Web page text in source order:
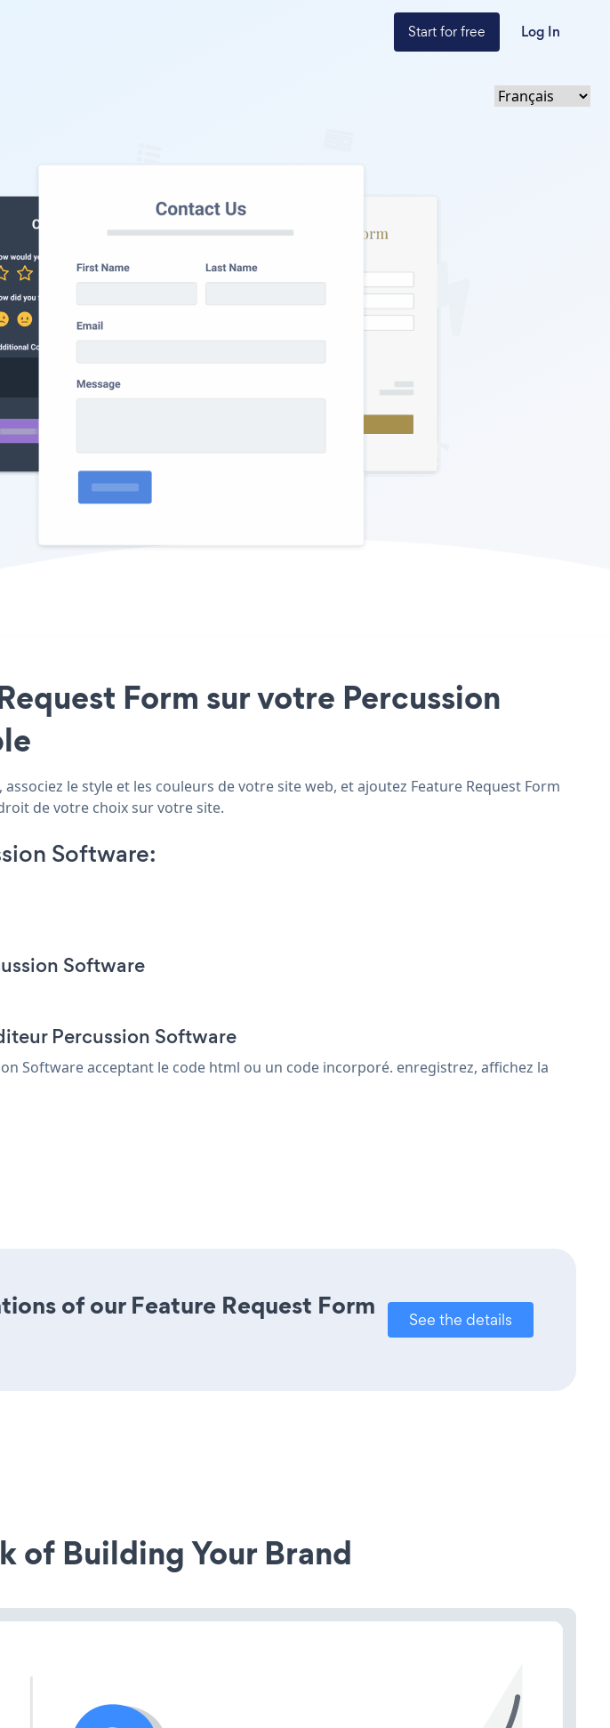
Start for free Log In
Form sur votre Percussion
le style et les couleurs de votre site web, et ajoutez Feature Request Form
de votre choix sur votre site.
Software:
Software
Percussion Software
Software acceptant le code html ou un code incorporé. enregistrez, affichez la
of our Feature Request Form
See the details
of Building Your Brand